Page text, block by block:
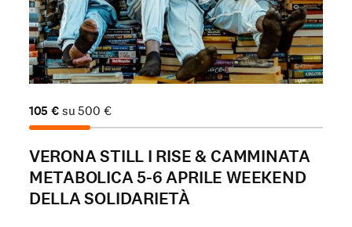
105€su500 €
VERONA STILL I RISE & CAMMINATA
METABOLICA 5-6 APRILE WEEKEND
DELLA SOLIDARIETÀ